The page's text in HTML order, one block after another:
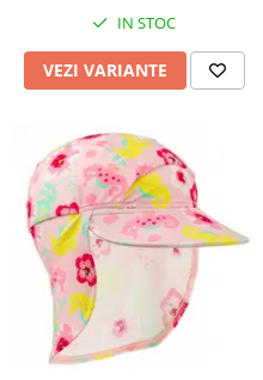
IN STOC
VEZI VARIANTE